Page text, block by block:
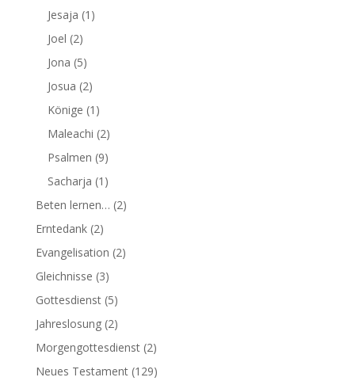
Jesaja (1)
Joel (2)
Jona (5)
Josua (2)
Könige (1)
Maleachi (2)
Psalmen (9)
Sacharja (1)
Beten lernen… (2)
Erntedank(2)
Evangelisation (2)
Gleichnisse (3)
Gottesdienst(5)
Jahreslosung(2)
Morgengottesdienst(2)
Neues Testament(129)